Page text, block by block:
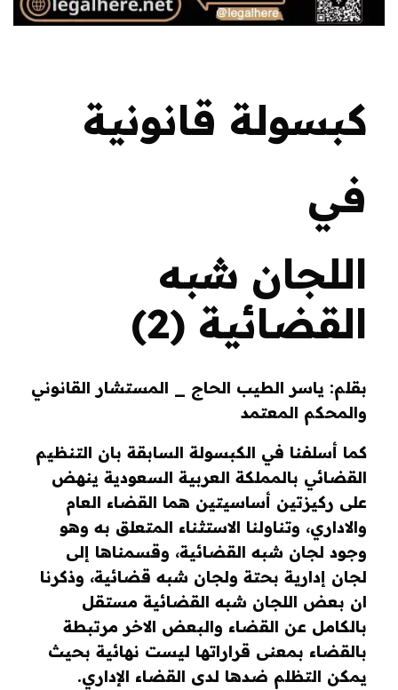
كبسولة قانونية
في
اللجان شبه
القضائية (2)
بقلم: ياسر الطيب الحاج _ المستشار القانوني
والمحكم المعتمد
كما أسلفنا في الكبسولة السابقة بان التنظيم
القضائي بالمملكة العربية السعودية ينهض
على ركيزتين أساسيتين هما القضاء العام
والاداري، وتناولنا الاستثناء المتعلق به وهو
وجود لجان شبه القضائية، وقسمناها إلى
لجان إدارية بحتة ولجان شبه قضائية، وذكرنا
ان بعض اللجان شبه القضائية مستقل
بالكامل عن القضاء والبعض الاخر مرتبطة
بالقضاء بمعنى قراراتها ليست نهائية بحيث
يمكن التظلم ضدها لدى القضاء الإداري.